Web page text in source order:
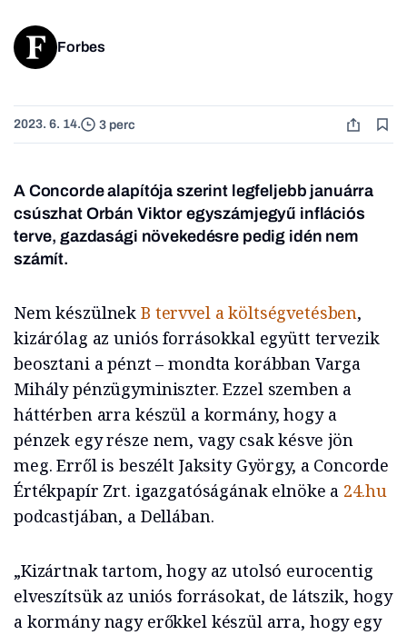
Forbes
2023. 6. 14. 3 perc
A Concorde alapítója szerint legfeljebb januárra
csúszhat Orbán Viktor egyszámjegyű inflációs
terve, gazdasági növekedésre pedig idén nem
számít.
Nem készülnek B tervvel a költségvetésben,
kizárólag az uniós forrásokkal együtt tervezik
beosztani a pénzt – mondta korábban Varga
Mihály pénzügyminiszter. Ezzel szemben a
háttérben arra készül a kormány, hogy a
pénzek egy része nem, vagy csak késve jön
meg. Erről is beszélt Jaksity György, a Concorde
Értékpapír Zrt. igazgatóságának elnöke a 24.hu
podcastjában, a Dellában.
„Kizártnak tartom, hogy az utolsó eurocentig
elveszítsük az uniós forrásokat, de látszik, hogy
a kormány nagy erőkkel készül arra, hogy egy